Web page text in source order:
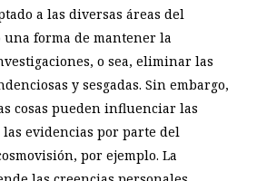
a las diversas áreas del
una forma de mantener la
o sea, eliminar las
y sesgadas. Sin embargo,
cosas pueden influenciar las
evidencias por parte del
por ejemplo. La